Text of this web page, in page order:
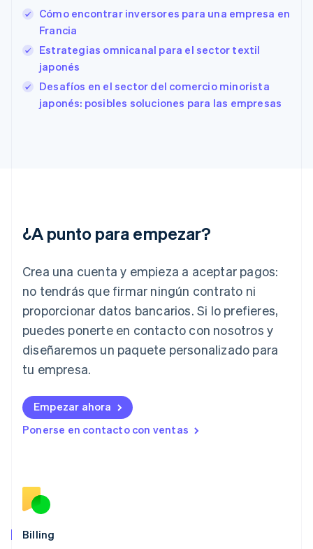
Cómo encontrar inversores para una empresa en
Francia
Estrategias omnicanal para el sector textil
japonés
Desafíos en el sector del comercio minorista
japonés: posibles soluciones para las empresas
¿A punto para empezar?
Crea una cuenta y empieza a aceptar pagos:
no tendrás que firmar ningún contrato ni
proporcionar datos bancarios. Si lo prefieres,
puedes ponerte en contacto con nosotros y
diseñaremos un paquete personalizado para
tu empresa.
Empezar ahora
Ponerse en contacto con ventas
Billing
España
Estados Unidos
EnglishEspañol 简体中文
Estonia
Finlandia
EnglishSvenska
India
English
Italia
ItalianoEnglish
Japón
日本語 English
Letonia
Liechtenstein
Lituania
English
Luxemburgo
English
México
Español